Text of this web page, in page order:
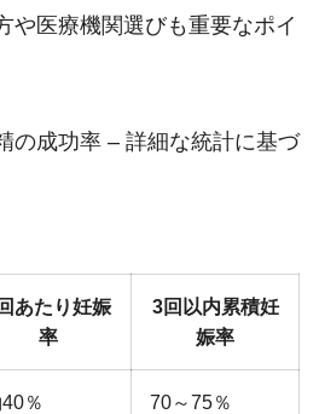
や医療機関選びも重要なポイ
の成功率 – 詳細な統計に基づ
あたり妊娠
率
3回以内累積妊
娠率
％ 70～75％